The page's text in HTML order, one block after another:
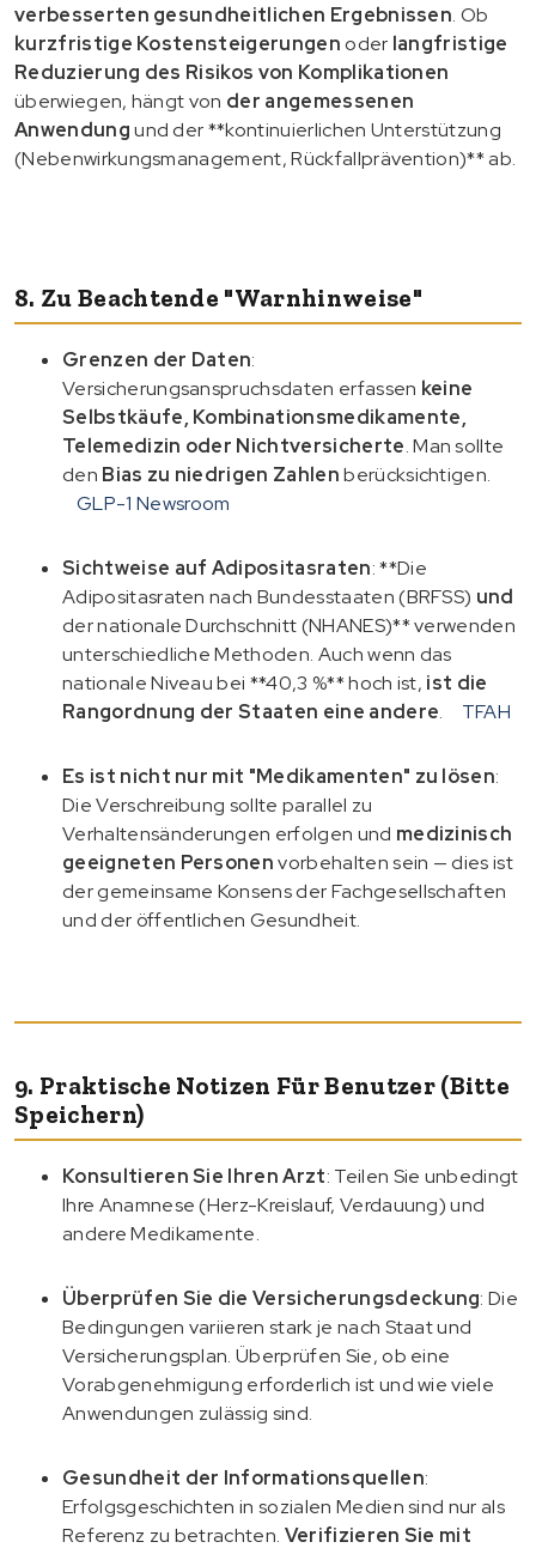
verbesserten gesundheitlichen Ergebnissen. Ob
kurzfristige Kostensteigerungen oder langfristige
Reduzierung des Risikos von Komplikationen
überwiegen, hängt von der angemessenen
Anwendungund der **kontinuierlichen Unterstützung
(Nebenwirkungsmanagement, Rückfallprävention)** ab.
8. Zu Beachtende "Warnhinweise"
Grenzen der Daten:
Versicherungsanspruchsdaten erfassen keine
Selbstkäufe, Kombinationsmedikamente,
Telemedizin oder Nichtversicherte. Man sollte
den Bias zu niedrigen Zahlenberücksichtigen.
GLP-1 Newsroom
Sichtweise auf Adipositasraten: **Die
Adipositasraten nach Bundesstaaten (BRFSS) und
der nationale Durchschnitt (NHANES)** verwenden
unterschiedliche Methoden. Auch wenn das
nationale Niveau bei **40,3 %** hoch ist, ist die
Rangordnung der Staaten eine andere. TFAH
Es ist nicht nur mit "Medikamenten" zu lösen:
Die Verschreibung sollte parallel zu
Verhaltensänderungen erfolgen und medizinisch
geeigneten Personenvorbehalten sein — dies ist
der gemeinsame Konsens der Fachgesellschaften
und der öffentlichen Gesundheit.
9. Praktische Notizen Für Benutzer (bitte
Speichern)
Konsultieren Sie Ihren Arzt: Teilen Sie unbedingt
Ihre Anamnese (Herz-Kreislauf, Verdauung) und
andere Medikamente.
Überprüfen Sie die Versicherungsdeckung: Die
Bedingungen variieren stark je nach Staat und
Versicherungsplan. Überprüfen Sie, ob eine
Vorabgenehmigung erforderlich ist und wie viele
Anwendungen zulässig sind.
Gesundheit der Informationsquellen:
Erfolgsgeschichten in sozialen Medien sind nur als
Referenz zu betrachten. Verifizieren Sie mit